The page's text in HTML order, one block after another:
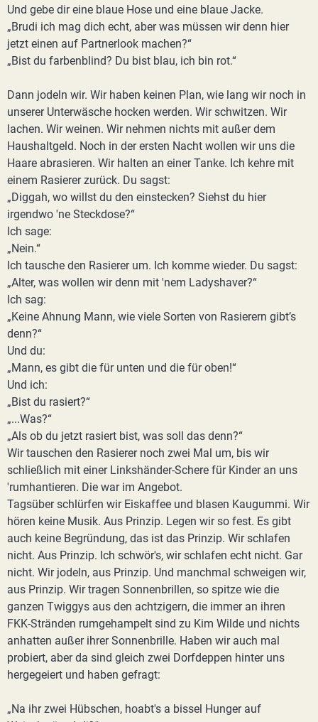
Und gebe dir eine blaue Hose und eine blaue Jacke.
„Brudi ich mag dich echt, aber was müssen wir denn hier
jetzt einen auf Partnerlook machen?“
„Bist du farbenblind? Du bist blau, ich bin rot.“
Dann jodeln wir. Wir haben keinen Plan, wie lang wir noch in
unserer Unterwäsche hocken werden. Wir schwitzen. Wir
lachen. Wir weinen. Wir nehmen nichts mit außer dem
Haushaltgeld. Noch in der ersten Nacht wollen wir uns die
Haare abrasieren. Wir halten an einer Tanke. Ich kehre mit
einem Rasierer zurück. Du sagst:
„Diggah, wo willst du den einstecken? Siehst du hier
irgendwo 'ne Steckdose?“
Ich sage:
„Nein.“
Ich tausche den Rasierer um. Ich komme wieder. Du sagst:
„Alter, was wollen wir denn mit 'nem Ladyshaver?“
Ich sag:
„Keine Ahnung Mann, wie viele Sorten von Rasierern gibt’s
denn?“
Und du:
„Mann, es gibt die für unten und die für oben!“
Und ich:
„Bist du rasiert?“
„...Was?“
„Als ob du jetzt rasiert bist, was soll das denn?“
Wir tauschen den Rasierer noch zwei Mal um, bis wir
schließlich mit einer Linkshänder-Schere für Kinder an uns
'rumhantieren. Die war im Angebot.
Tagsüber schlürfen wir Eiskaffee und blasen Kaugummi. Wir
hören keine Musik. Aus Prinzip. Legen wir so fest. Es gibt
auch keine Begründung, das ist das Prinzip. Wir schlafen
nicht. Aus Prinzip. Ich schwör's, wir schlafen echt nicht. Gar
nicht. Wir jodeln, aus Prinzip. Und manchmal schweigen wir,
aus Prinzip. Wir tragen Sonnenbrillen, so spitze wie die
ganzen Twiggys aus den achtzigern, die immer an ihren
FKK-Stränden rumgehampelt sind zu Kim Wilde und nichts
anhatten außer ihrer Sonnenbrille. Haben wir auch mal
probiert, aber da sind gleich zwei Dorfdeppen hinter uns
hergegeiert und haben gefragt:
„Na ihr zwei Hübschen, hoabt's a bissel Hunger auf